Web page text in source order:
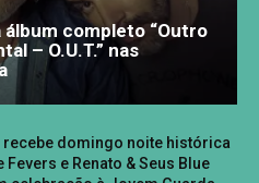
álbum completo “Outro
– O.U.T.” nas
recebe domingo noite histórica
Fevers e Renato & Seus Blue